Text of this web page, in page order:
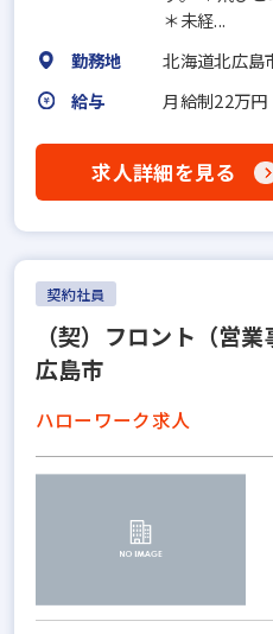
＊未経...
勤務地
北海道北広島
給与
月給制22万円
求人詳細を見る
契約社員
（契）フロント（営
広島市
ハローワーク求人